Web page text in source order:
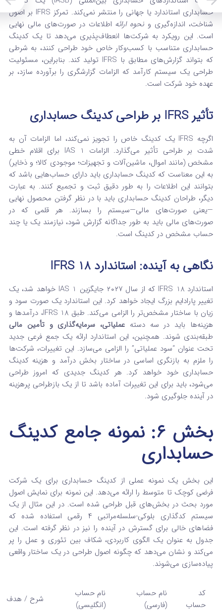
حسابداری استاندارد یا جهانی را منتشر نمی‌کند.
تمرکز IFRS بر اصول
شناخت، اندازه‌گیری و نحوه ارائه اطلاعات در صورت‌های مالی نهایی
است. این رویکرد به شرکت‌ها انعطاف‌پذیری می‌دهد تا یک کدینگ
حسابداری متناسب با کسب‌وکار خاص خود طراحی کنند، به شرطی
که بتواند گزارش‌های مطابق با IFRS تولید کند.
بنابراین، مسئولیت
طراحی یک سیستم کارآمد که الزامات گزارشگری را برآورده سازد، بر
عهده خود شرکت است.
تأثیر IFRS بر طراحی کدینگ حسابداری
اگرچه IFRS یک کدینگ خاص را تجویز نمی‌کند، اما الزامات آن به
شدت بر طراحی تأثیر می‌گذارد. الزامات IAS 1 برای اقلام خطی
مشخص (مانند اموال، ماشین‌آلات و تجهیزات؛ موجودی کالا؛ و ذخایر)
به این معناست که کدینگ حسابداری باید دارای حساب‌هایی باشد که
بتوانند این اطلاعات را به طور دقیق ثبت و تجمیع کنند. به عبارت
دیگر، طراحان کدینگ حسابداری باید با در نظر گرفتن محصول نهایی
—یعنی صورت‌های مالی—سیستم را بسازند. هر قلمی که در
صورت‌های مالی باید به طور جداگانه گزارش شود، نیازمند یک یا چند
حساب مشخص در کدینگ است.
نگاهی به آینده: استاندارد IFRS 18
استاندارد IFRS 18 که از سال ۲۰۲۷ جایگزین IAS 1 خواهد شد، یک
تغییر پارادایم بزرگ ایجاد خواهد کرد. این استاندارد یک صورت سود و
زیان با ساختار مشخص‌تر را الزامی می‌کند. طبق IFRS 18، درآمدها و
هزینه‌ها باید در سه دسته عملیاتی، سرمایه‌گذاری و تأمین مالی
طبقه‌بندی شوند. همچنین، این استاندارد ارائه یک جمع فرعی جدید
تحت عنوان “سود عملیاتی” را الزامی می‌سازد. این تغییرات، شرکت‌ها
را ملزم به بازنگری اساسی در ساختار بخش درآمد و هزینه کدینگ
حسابداری خود خواهد کرد. هر کدینگ جدیدی که امروز طراحی
می‌شود، باید برای این تغییرات آماده باشد تا از یک بازطراحی پرهزینه
در آینده جلوگیری شود.
بخش ۶: نمونه جامع کدینگ
حسابداری
این بخش یک نمونه عملی از کدینگ حسابداری برای یک شرکت
فرضی کوچک تا متوسط را ارائه می‌دهد. این نمونه برای نمایش اصول
مورد بحث در بخش‌های قبل طراحی شده است. در این مثال از یک
سیستم کدگذاری بلوکی-سلسله‌مراتبی ۴ رقمی استفاده شده که
فضاهای خالی برای گسترش در آینده را نیز در نظر گرفته است. این
جدول به عنوان یک الگوی کاربردی، شکاف بین تئوری و عمل را پر
می‌کند و نشان می‌دهد که چگونه اصول طراحی در یک ساختار واقعی
پیاده‌سازی می‌شوند.
کد
حساب
نام حساب
(فارسی)
نام حساب
(انگلیسی)
شرح / هدف